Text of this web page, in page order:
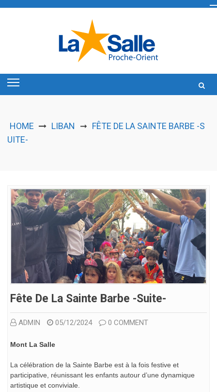
HOME LIBAN ➞ FÊTE DE LA SAINTE BARBE -S
UITE-
Fête De La Sainte Barbe -suite-
ADMIN 05/12/2024 0 COMMENT
Mont La Salle
La célébration de la Sainte Barbe est à la fois festive et
participative, réunissant les enfants autour d’une dynamique
artistique et conviviale.